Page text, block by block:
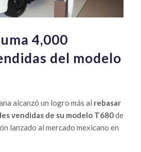
4,000
del modelo
alcanzó un logro más al rebasar
vendidas de su modelo T680de
lanzado al mercado mexicano en